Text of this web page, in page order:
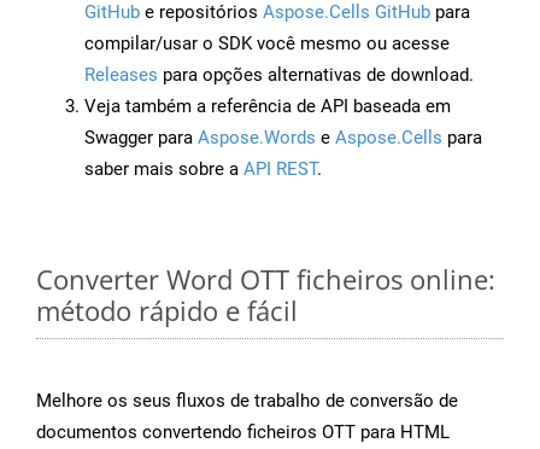
GitHub e repositórios Aspose.Cells GitHub para
compilar/usar o SDK você mesmo ou acesse
Releases para opções alternativas de download.
Veja também a referência de API baseada em
Swagger para Aspose.Words e Aspose.Cells para
saber mais sobre a API REST.
Converter Word OTT ficheiros online:
método rápido e fácil
Melhore os seus fluxos de trabalho de conversão de
documentos convertendo ficheiros OTT para HTML